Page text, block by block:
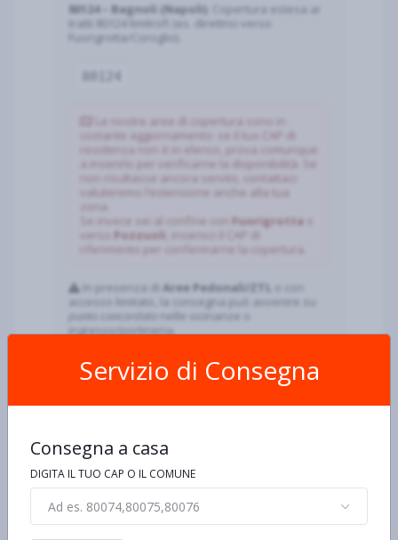
80124 – Bagnoli (Napoli) . Copertura estesa ai
tratti 80124 limitrofi (es. direttrici verso
Fuorigrotta/Coroglio).
Le nostre aree di copertura sono in
costante aggiornamento: se il tuo CAP di
residenza non è in elenco, prova comunque
a inserirlo per verificarne la disponibilità. Se
non risultasse ancora servito, contattaci:
valuteremo l’estensione anche alla tua
zona.
Se invece sei al confine con Fuorigrotta
verso Pozzuoli
, inserisci il CAP di
riferimento per confermarne la copertura.
In presenza di Aree Pedonali/ZTL
accesso limitato, la consegna può avvenire su
punto concordato
nelle vicinanze o
ingresso/portineria.
Come si ordina
Aggiungi i prodotti e scegli giorno/ora di
consegna.
Paga online (Nexi) o alla consegna.
Consegna ~2–3 ore; ritiro ~1 ora.
Servizio di Consegna
Consegna a casa
DIGITA IL TUO CAP O IL COMUNE
Ad es. 80074,80075,80076